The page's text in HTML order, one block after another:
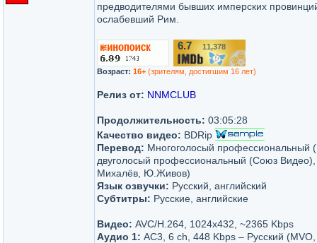
предводителями бывших имперских
ослабевший Рим.
6.7 11,378
Возраст: 16+ (зрителям, достигшим 16 лет)
Релиз от: NNMCLUB
Продолжительность: 03:05:28
Качество видео: BDRip
Перевод: Многоголосый профессиональный
двуголосый профессиональный (Союз Видео),
Михалёв, Ю.Живов)
Язык озвучки: Русский, английский
Субтитры: Русские, английские
Видео: AVC/H.264, 1024x432, ~2365 Kbps
Аудио 1: AC3, 6 ch, 448 Kbps – Русский